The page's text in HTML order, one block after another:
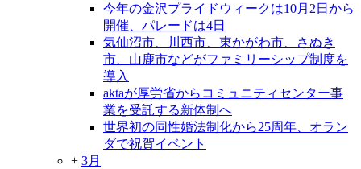
今年の金沢プライドウィークは10月2日から
開催、パレードは4日
気仙沼市、川西市、東かがわ市、さぬき
市、山鹿市などがファミリーシップ制度を
導入
aktaが厚労省からコミュニティセンター事
業を受託する新体制へ
世界初の同性婚法制化から25周年、オラン
ダで祝賀イベント
+ 3月